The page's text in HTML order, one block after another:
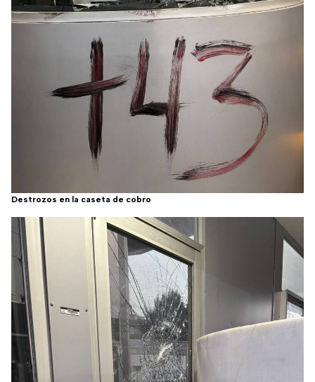
Destrozos en la caseta de cobro